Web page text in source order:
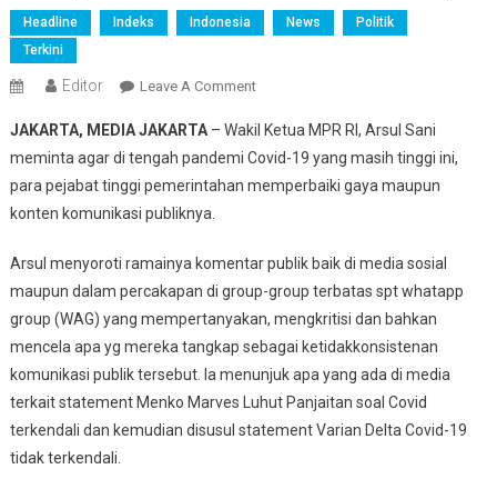
Headline Indeks Indonesia News
Politik
Terkini
Editor Leave A CommentOn
MPR
Ingatkan
Kembali
Agar
Memperbaiki
Komunikasi
Publiknya
JAKARTA, MEDIA JAKARTA– Wakil Ketua MPR RI, Arsul Sani
meminta agar di tengah pandemi Covid-19 yang masih tinggi ini,
para pejabat tinggi pemerintahan memperbaiki gaya maupun
konten komunikasi publiknya.
Arsul menyoroti ramainya komentar publik baik di media sosial
maupun dalam percakapan di group-group terbatas spt whatapp
group (WAG) yang mempertanyakan, mengkritisi dan bahkan
mencela apa yg mereka tangkap sebagai ketidakkonsistenan
komunikasi publik tersebut. Ia menunjuk apa yang ada di media
terkait statement Menko Marves Luhut Panjaitan soal Covid
terkendali dan kemudian disusul statement Varian Delta Covid-19
tidak terkendali.